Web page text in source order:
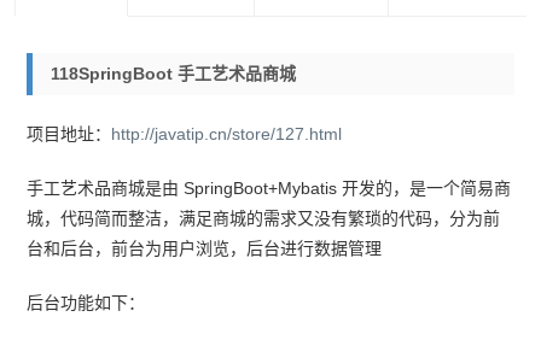
118SpringBoot 手工艺术品商城
项目地址： http://javatip.cn/store/127.html
手工艺术品商城是由 SpringBoot+Mybatis 开发的，是一个简易商
城，代码简而整洁，满足商城的需求又没有繁琐的代码，分为前
台和后台，前台为用户浏览，后台进行数据管理
后台功能如下：